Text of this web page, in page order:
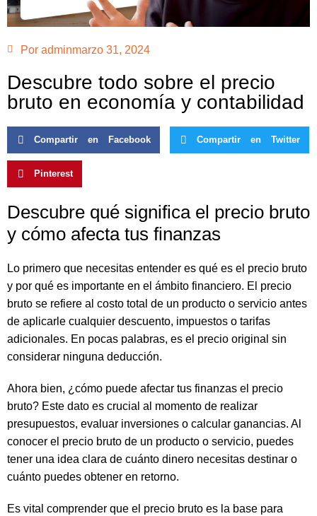
Por adminmarzo 31, 2024
Descubre todo sobre el precio
bruto en economía y contabilidad
Compartir en Facebook Compartir en Twitter
Pinterest
Descubre qué significa el precio bruto
y cómo afecta tus finanzas
Lo primero que necesitas entender es qué es el precio bruto
y por qué es importante en el ámbito financiero. El precio
bruto se refiere al costo total de un producto o servicio antes
de aplicarle cualquier descuento, impuestos o tarifas
adicionales. En pocas palabras, es el precio original sin
considerar ninguna deducción.
Ahora bien, ¿cómo puede afectar tus finanzas el precio
bruto? Este dato es crucial al momento de realizar
presupuestos, evaluar inversiones o calcular ganancias. Al
conocer el precio bruto de un producto o servicio, puedes
tener una idea clara de cuánto dinero necesitas destinar o
cuánto puedes obtener en retorno.
Es vital comprender que el precio bruto es la base para